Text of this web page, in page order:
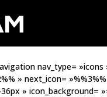
nav_type= »icons
» next_icon=
» icon_background=